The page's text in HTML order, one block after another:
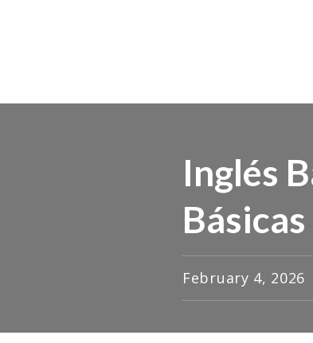
Inglés
Básicas
February 4, 2026